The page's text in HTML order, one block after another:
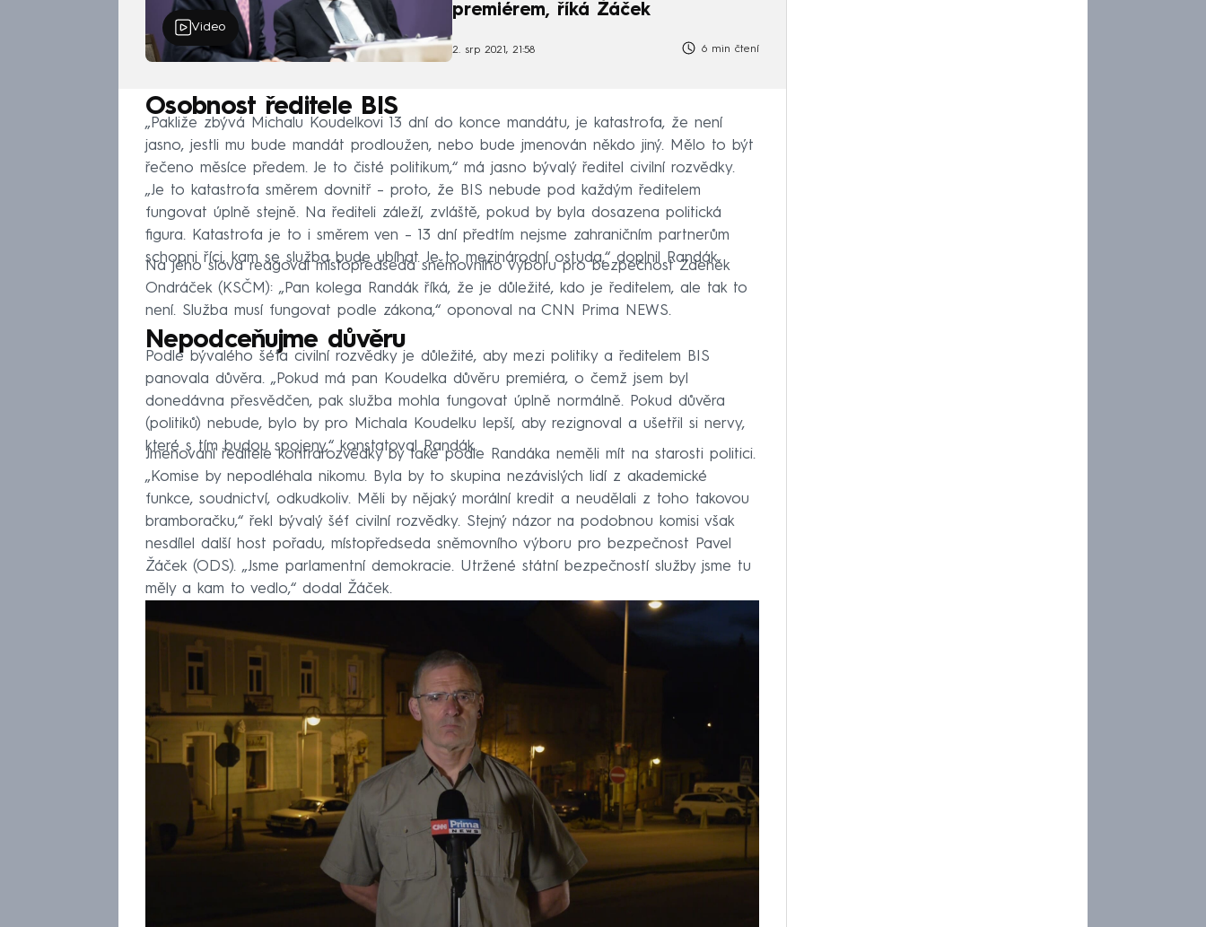
Video
premiérem, říká Žáček
2. srp 2021, 21:58 6 min čtení
Osobnost ředitele BIS
„Pakliže zbývá Michalu Koudelkovi 13 dní do konce mandátu, je katastrofa, že není
jasno, jestli mu bude mandát prodloužen, nebo bude jmenován někdo jiný. Mělo to být
řečeno měsíce předem. Je to čisté politikum,“ má jasno bývalý ředitel civilní rozvědky.
„Je to katastrofa směrem dovnitř – proto, že BIS nebude pod každým ředitelem
fungovat úplně stejně. Na řediteli záleží, zvláště, pokud by byla dosazena politická
figura. Katastrofa je to i směrem ven –⁠ 13 dní předtím nejsme zahraničním partnerům
schopni říci, kam se služba bude ubíhat. Je to mezinárodní ostuda,“ doplnil Randák.
Na jeho slova reagoval místopředseda sněmovního výboru pro bezpečnost Zdeněk
Ondráček (KSČM): „Pan kolega Randák říká, že je důležité, kdo je ředitelem, ale tak to
není. Služba musí fungovat podle zákona,“ oponoval na CNN Prima NEWS.
Nepodceňujme důvěru
Podle bývalého šéfa civilní rozvědky je důležité, aby mezi politiky a ředitelem BIS
panovala důvěra. „Pokud má pan Koudelka důvěru premiéra, o čemž jsem byl
donedávna přesvědčen, pak služba mohla fungovat úplně normálně. Pokud důvěra
(politiků) nebude, bylo by pro Michala Koudelku lepší, aby rezignoval a ušetřil si nervy,
které s tím budou spojeny,“ konstatoval Randák.
Jmenování ředitele kontrarozvědky by také podle Randáka neměli mít na starosti politici.
„Komise by nepodléhala nikomu. Byla by to skupina nezávislých lidí z akademické
funkce, soudnictví, odkudkoliv. Měli by nějaký morální kredit a neudělali z toho takovou
bramboračku,“ řekl bývalý šéf civilní rozvědky. Stejný názor na podobnou komisi však
nesdílel další host pořadu, místopředseda sněmovního výboru pro bezpečnost Pavel
Žáček (ODS). „Jsme parlamentní demokracie. Utržené státní bezpečností služby jsme tu
měly a kam to vedlo,“ dodal Žáček.